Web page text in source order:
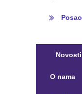
Posao
Novosti
O nama